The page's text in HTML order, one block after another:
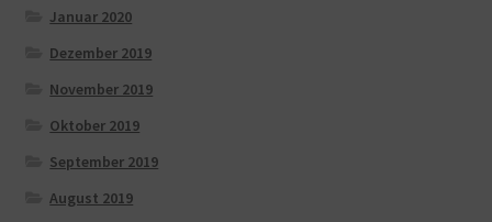
Januar 2020
Dezember 2019
November 2019
Oktober 2019
September 2019
August 2019